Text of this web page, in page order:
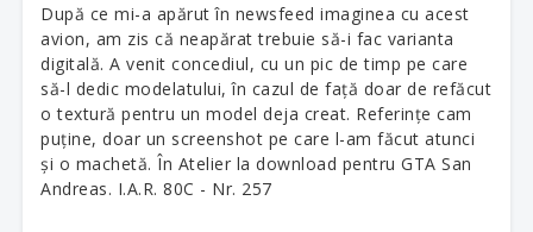
După ce mi-a apărut în newsfeed imaginea cu acest
avion, am zis că neapărat trebuie să-i fac varianta
digitală. A venit concediul, cu un pic de timp pe care
să-l dedic modelatului, în cazul de față doar de refăcut
o textură pentru un model deja creat. Referințe cam
puține, doar un screenshot pe care l-am făcut atunci
și o machetă. În Atelier la download pentru GTA San
Andreas. I.A.R. 80C - Nr. 257